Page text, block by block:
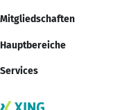
Mitgliedschaften
Hauptbereiche
Services